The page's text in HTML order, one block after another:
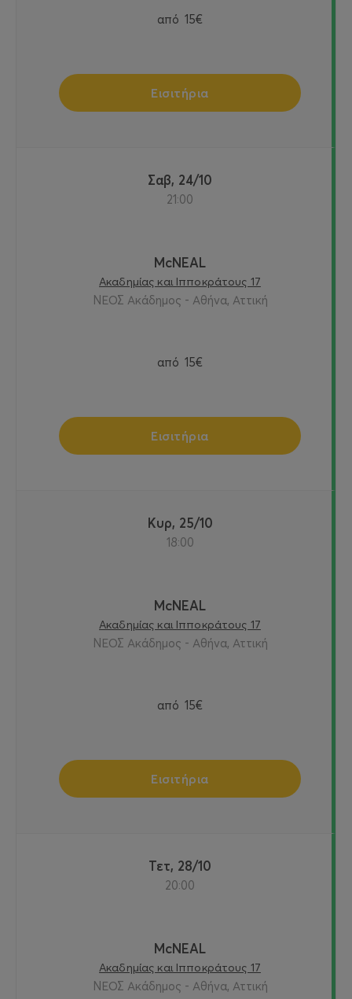
από 15€
Εισιτήρια
Σαβ, 24/10
21:00
McNEAL
Ακαδημίας και Ιπποκράτους 17
ΝΕΟΣ Ακάδημος - Αθήνα, Αττική
από 15€
Εισιτήρια
Κυρ, 25/10
18:00
McNEAL
Ακαδημίας και Ιπποκράτους 17
ΝΕΟΣ Ακάδημος - Αθήνα, Αττική
από 15€
Εισιτήρια
Τετ, 28/10
20:00
McNEAL
Ακαδημίας και Ιπποκράτους 17
ΝΕΟΣ Ακάδημος - Αθήνα, Αττική